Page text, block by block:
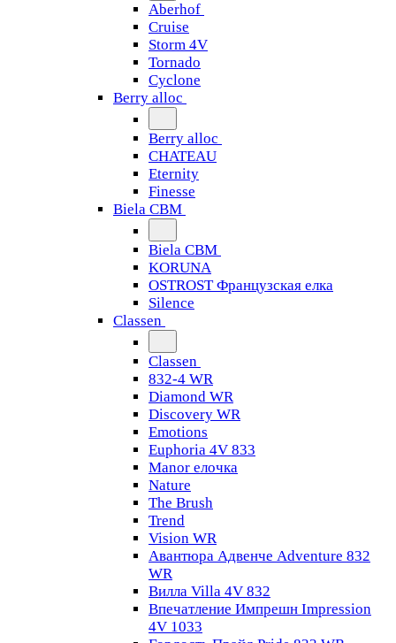
Aberhof
Cruise
Storm 4V
Tornado
Сyclone
Berry alloc
Berry alloc
CHATEAU
Eternity
Finesse
Biela CBM
Biela CBM
KORUNA
OSTROST Французская елка
Silence
Classen
Classen
832-4 WR
Diamond WR
Discovery WR
Emotions
Euphoria 4V 833
Manor елочка
Nature
The Brush
Trend
Vision WR
Авантюра Адвенче Adventure 832
WR
Вилла Villa 4V 832
Впечатление Импрешн Impression
4V 1033